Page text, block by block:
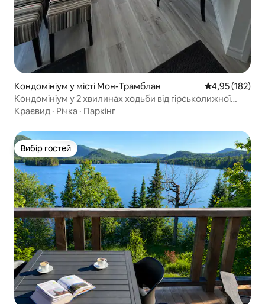
Кондомініум у місті Мон-Трамблан Середня
4,95 (182)
Кондомініум у 2 хвилинах ходьби від гірськолижної
гондоли!
Краєвид · Річка · Паркінг
Вибір гостей
Вибір гостей